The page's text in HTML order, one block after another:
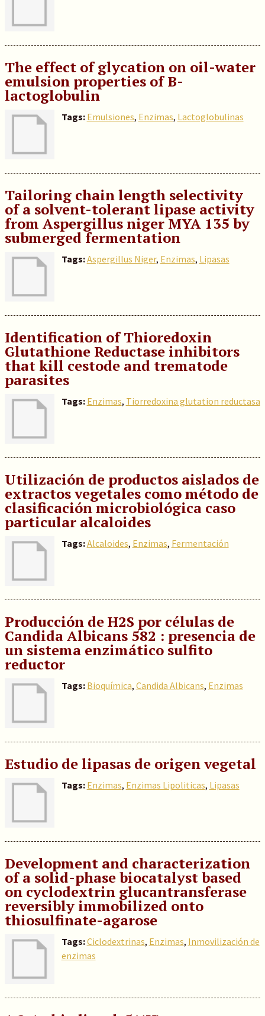
The effect of glycation on oil-water
emulsion properties of B-
lactoglobulin
Tags: Emulsiones, Enzimas, Lactoglobulinas
Tailoring chain length selectivity
of a solvent-tolerant lipase activity
from Aspergillus niger MYA 135 by
submerged fermentation
Tags:Aspergillus Niger, Enzimas, Lipasas
Identification of Thioredoxin
Glutathione Reductase inhibitors
that kill cestode and trematode
parasites
Tags: Enzimas, Tiorredoxina glutation reductasa
Utilización de productos aislados de
extractos vegetales como método de
clasificación microbiológica caso
particular alcaloides
Tags:Alcaloides, Enzimas, Fermentación
Producción de H2S por células de
Candida Albicans 582 : presencia de
un sistema enzimático sulfito
reductor
Tags: Bioquímica, Candida Albicans, Enzimas
Estudio de lipasas de origen vegetal
Tags: Enzimas, Enzimas Lipoliticas, Lipasas
Development and characterization
of a solid-phase biocatalyst based
on cyclodextrin glucantransferase
reversibly immobilized onto
thiosulfinate-agarose
Tags:Ciclodextrinas, Enzimas, Inmovilización de
enzimas